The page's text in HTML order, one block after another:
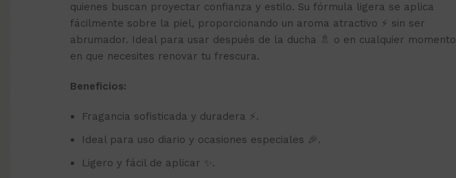
quienes buscan proyectar confianza y estilo. Su fórmula ligera se aplica
fácilmente sobre la piel, proporcionando un aroma atractivo ⚡ sin ser
abrumador. Ideal para usar después de la ducha 🚿 o en cualquier momento
en que necesites renovar tu frescura.
Beneficios:
Fragancia sofisticada y duradera ⚡.
Ideal para uso diario y ocasiones especiales 🎉.
Ligero y fácil de aplicar ✨.